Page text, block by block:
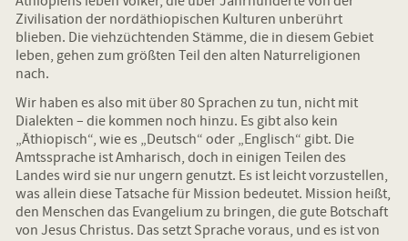
Zivilisation der nordäthiopischen Kulturen unberührt
blieben. Die viehzüchtenden Stämme, die in diesem Gebiet
leben, gehen zum größten Teil den alten Naturreligionen
nach.
Wir haben es also mit über 80 Sprachen zu tun, nicht mit
Dialekten – die kommen noch hinzu. Es gibt also kein
„Äthiopisch“, wie es „Deutsch“ oder „Englisch“ gibt. Die
Amtssprache ist Amharisch, doch in einigen Teilen des
Landes wird sie nur ungern genutzt. Es ist leicht vorzustellen,
was allein diese Tatsache für Mission bedeutet. Mission heißt,
den Menschen das Evangelium zu bringen, die gute Botschaft
von Jesus Christus. Das setzt Sprache voraus, und es ist von